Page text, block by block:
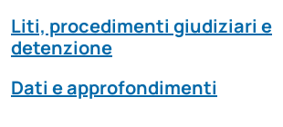
Liti, procedimenti giudiziari e
detenzione
Dati e approfondimenti